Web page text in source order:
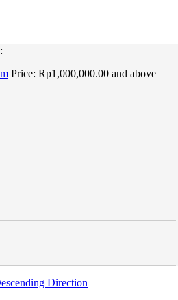
Price: Rp1,000,000.00 and above
Direction